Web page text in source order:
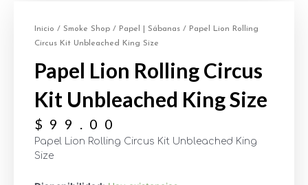
Inicio / Smoke Shop / Papel | Sábanas / Papel Lion Rolling
Circus Kit Unbleached King Size
Papel Lion Rolling Circus
Kit Unbleached King Size
$ 99.00
Papel Lion Rolling Circus Kit Unbleached King
Size